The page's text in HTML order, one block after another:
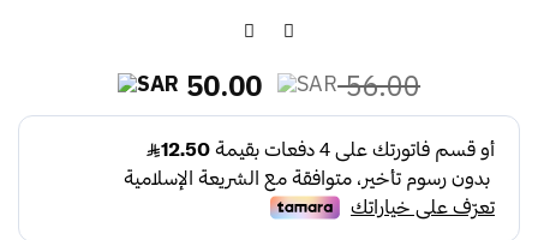
56.00 السعر
الأصلي
هو:
56.00.
50.00 السعر
الحالي